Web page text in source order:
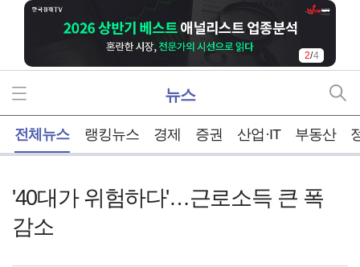
2/4
뉴스
전체뉴스 랭킹뉴스 경제 증권 산업·IT 부동산
'40대가 위험하다'…근로소득 큰 폭
감소